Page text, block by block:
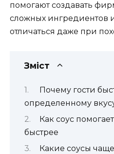
помогают создавать
сложных ингредиентов
отличаться даже при
Зміст
Почему гости
определенному
Как соус
быстрее
Какие соусы